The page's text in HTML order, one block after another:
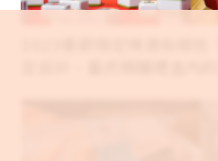
品嚐得到道地